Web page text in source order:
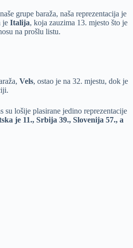
grupe baraža, naša reprezentacija je
je Italija, koja zauzima 13. mjesto što je
na prošlu listu.
Vels, ostao je na 32. mjestu, dok je
su lošije plasirane jedino reprezentacije
je 11., Srbija 39., Slovenija 57., a